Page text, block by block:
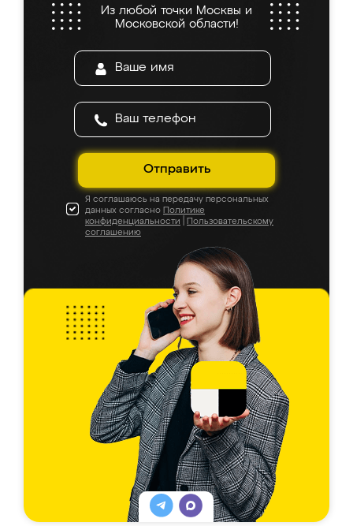
Из любой точки Москвы и
Московской области!
Отправить
Я соглашаюсь на передачу персональных
данных согласно Политике
конфиденциальности
Пользовательскому
соглашению